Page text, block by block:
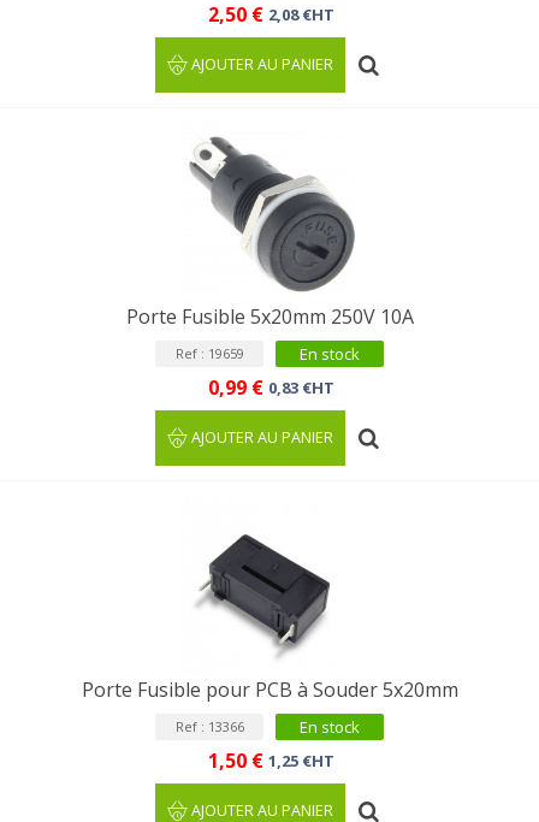
2,50 € 2,08 €HT
AJOUTER AU PANIER
Porte Fusible 5x20mm 250V 10A
Ref : 19659 En stock
0,99 € 0,83 €HT
AJOUTER AU PANIER
Porte Fusible pour PCB à Souder 5x20mm
Ref : 13366 En stock
1,50 € 1,25 €HT
AJOUTER AU PANIER